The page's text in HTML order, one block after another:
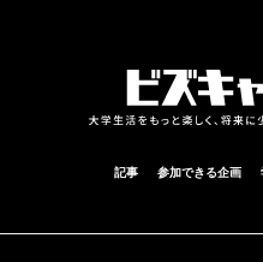
記事 参加できる企画